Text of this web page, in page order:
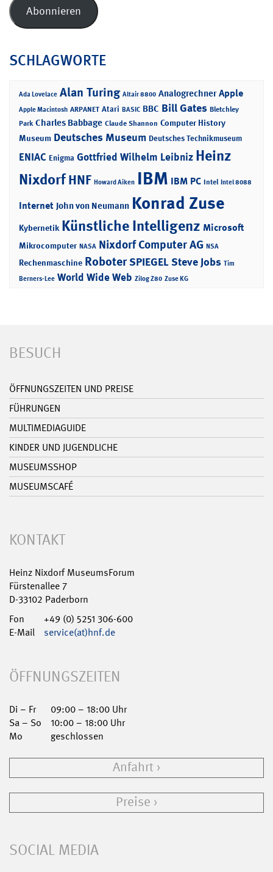
Adresse
Abonnieren
SCHLAGWORTE
Ada Lovelace Alan Turing Altair 8800 Analogrechner Apple
Apple Macintosh ARPANET Atari BASIC BBC Bill Gates Bletchley
Park Charles Babbage Claude Shannon Computer History
Museum Deutsches Museum Deutsches Technikmuseum
ENIAC Enigma Gottfried Wilhelm Leibniz Heinz
NixdorfHNF Howard Aiken IBM IBM PC Intel Intel 8088
Internet John von Neumann Konrad Zuse
Kybernetik Künstliche Intelligenz Microsoft
Mikrocomputer NASA Nixdorf Computer AG NSA
Rechenmaschine RoboterSPIEGELSteve Jobs Tim
Berners-Lee World Wide Web Zilog Z80 Zuse KG
BESUCH
ÖFFNUNGSZEITEN UND PREISE
FÜHRUNGEN
MULTIMEDIAGUIDE
KINDER UND JUGENDLICHE
MUSEUMSSHOP
MUSEUMSCAFÉ
KONTAKT
Heinz Nixdorf MuseumsForum
Fürstenallee 7
D-33102 Paderborn
Fon
+49 (0) 5251 306-600
E-Mail
service(at)hnf.de
ÖFFNUNGSZEITEN
Di – Fr
09:00 – 18:00 Uhr
Sa – So
10:00 – 18:00 Uhr
Mo
geschlossen
Anfahrt
Preise
SOCIAL MEDIA